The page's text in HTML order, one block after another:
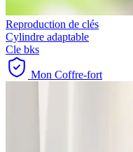
Reproduction de clés
Cylindre adaptable
Cle bks
Mon Coffre-fort